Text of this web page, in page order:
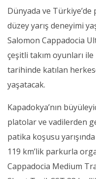
Dünyada ve Türkiye’de
düzey yarış deneyimi
Salomon Cappadocia
çeşitli takım oyunları ile
tarihinde katılan
yaşatacak.
Kapadokya’nın
platolar ve vadilerden
patika koşusu
119 km’lik parkurla
Cappadocia Medium